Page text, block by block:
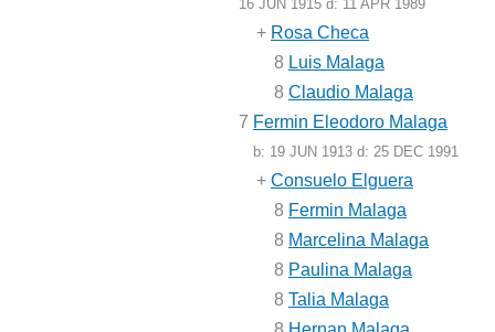
16 JUN 1915 d: 11 APR 1989
+ Rosa Checa
8 Luis Malaga
8 Claudio Malaga
7 Fermin Eleodoro Malaga
b: 19 JUN 1913 d:25 DEC 1991
+ Consuelo Elguera
8 Fermin Malaga
8 Marcelina Malaga
8 Paulina Malaga
8 Talia Malaga